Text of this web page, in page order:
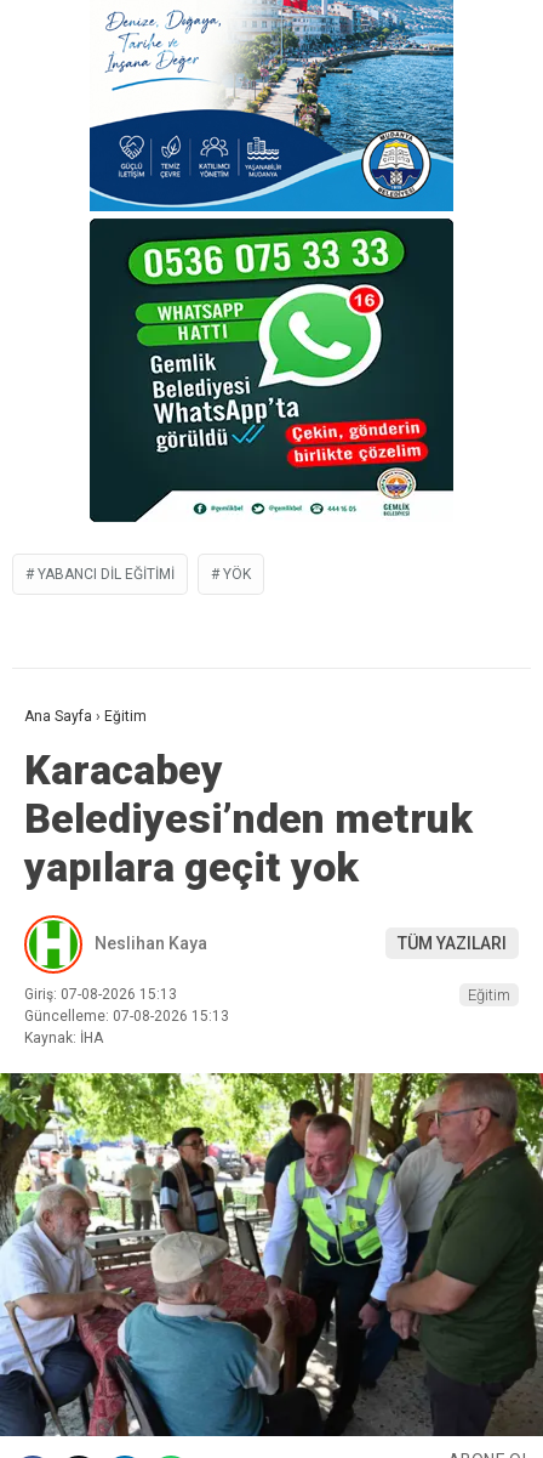
YABANCI DIL EĞITIMI YÖK
Ana Sayfa › Eğitim
Karacabey
Belediyesi’nden metruk
yapılara geçit yok
Neslihan Kaya TÜM YAZILARI
Giriş: 07-08-2026 15:13
Güncelleme: 07-08-2026 15:13
Kaynak: İHA
Eğitim